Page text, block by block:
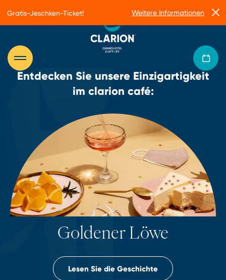
Entdecken Sie unsere Einzigartigkeit
im clarion café:
Goldener Löwe
Lesen Sie die Geschichte
Gratis-Jeschken-Ticket! Weitere Informationen